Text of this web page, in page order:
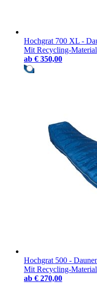
Hochgrat 700 XL -
Mit Recycling-Material
ab € 350,00
Hochgrat 500 -
Mit Recycling-Material
ab € 270,00